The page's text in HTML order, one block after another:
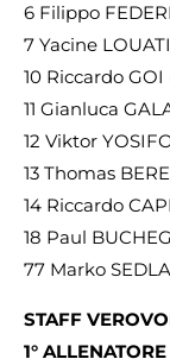
6 Filippo
7 Yacine
10 Riccardo
11 Gianluca
12 Viktor
13 Thomas
14 Riccardo
18 Paul
77 Marko
STAFF VERO
1° ALLENATORE